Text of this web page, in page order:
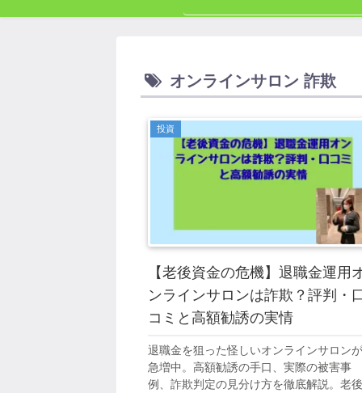
オンラインサロン 詐欺
投資
【老後資金の危機】退職金運用
ンラインサロンは詐欺？評判・
コミと高額勧誘の実情
退職金を狙った怪しいオンラインサロンが
急増中。高額勧誘の手口、実際の被害事
例、詐欺判定の見分け方を徹底解説。老後